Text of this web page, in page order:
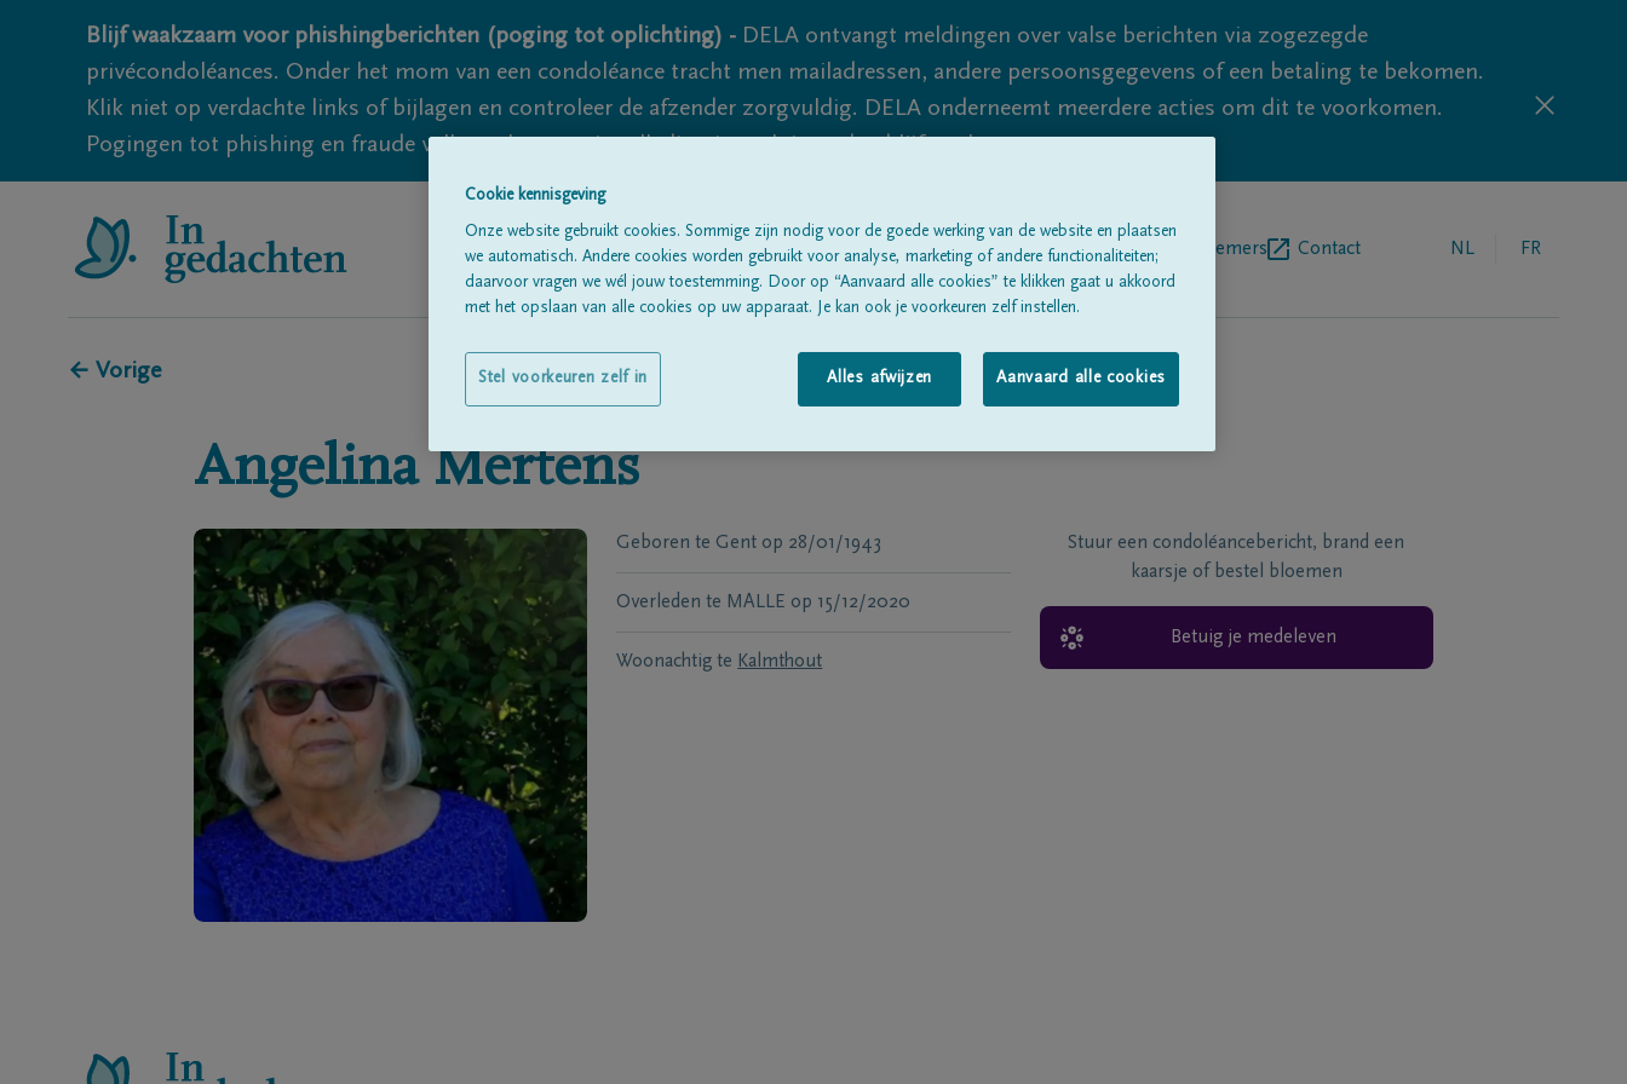
Blijf waakzaam voor phishingberichten (poging tot oplichting) - DELA ontvangt meldingen over valse berichten via zogezegde
privécondoléances. Onder het mom van een condoléance tracht men mailadressen, andere persoonsgegevens of een betaling te bekomen.
Klik niet op verdachte links of bijlagen en controleer de afzender zorgvuldig. DELA onderneemt meerdere acties om dit te voorkomen.
Pogingen tot phishing en fraude vallen echter nooit volledig uit te sluiten, dus blijf waakzaam.
Alle rouwberichtenOver onsBegrafenisondernemers Contact NL FR
← Vorige
Angelina Mertens
Geboren te Gent op 28/01/1943
Overleden te MALLE op 15/12/2020
Woonachtig te Kalmthout
Stuur een condoléancebericht, brand een
kaarsje of bestel bloemen
Betuig je medeleven
Cookie kennisgeving
Onze website gebruikt cookies. Sommige zijn nodig voor de goede werking van de website en plaatsen
we automatisch. Andere cookies worden gebruikt voor analyse, marketing of andere functionaliteiten;
daarvoor vragen we wél jouw toestemming. Door op “Aanvaard alle cookies” te klikken gaat u akkoord
met het opslaan van alle cookies op uw apparaat. Je kan ook je voorkeuren zelf instellen.
Alles afwijzen Aanvaard alle cookies
Stel voorkeuren zelf in